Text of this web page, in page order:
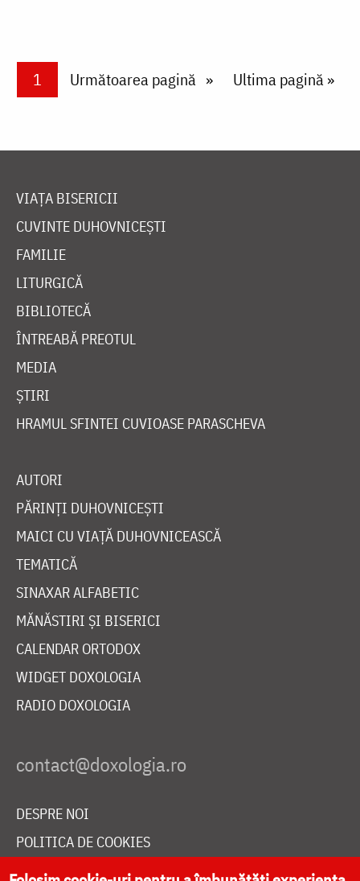
PaginareCurrent page
1 Next page
Următoarea pagină Last page
Ultima pagină »
VIAȚA BISERICII
CUVINTE DUHOVNICEȘTI
FAMILIE
LITURGICĂ
BIBLIOTECĂ
ÎNTREABĂ PREOTUL
MEDIA
ȘTIRI
HRAMUL SFINTEI CUVIOASE PARASCHEVA
AUTORI
PĂRINȚI DUHOVNICEȘTI
MAICI CU VIAȚĂ DUHOVNICEASCĂ
TEMATICĂ
SINAXAR ALFABETIC
MĂNĂSTIRI ȘI BISERICI
CALENDAR ORTODOX
WIDGET DOXOLOGIA
RADIO DOXOLOGIA
DESPRE NOI
POLITICA DE COOKIES
DONEAZĂ ONLINE PENTRU CATEDRALA NAȚIONALĂ